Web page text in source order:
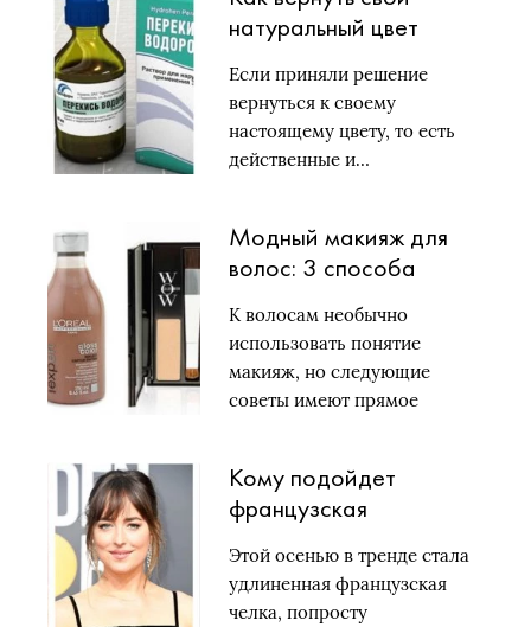
натуральный цвет
просто и быстро?
Если приняли решение
вернуться к своему
настоящему цвету, то есть
действенные и…
Модный макияж для
волос: 3 способа
подкрасить корни
К волосам необычно
использовать понятие
макияж, но следующие
советы имеют прямое
Кому подойдет
французская
Лови тренд на осень
Этой осенью в тренде стала
удлиненная французская
челка, попросту